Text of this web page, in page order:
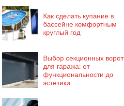
Как сделать купание в
бассейне комфортным
круглый год
Выбор секционных ворот
для гаража: от
функциональности до
эстетики